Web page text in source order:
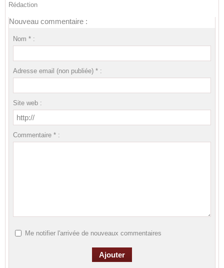
Rédaction
Nouveau commentaire :
Nom * :
Adresse email (non publiée) * :
Site web :
Commentaire * :
Me notifier l'arrivée de nouveaux commentaires